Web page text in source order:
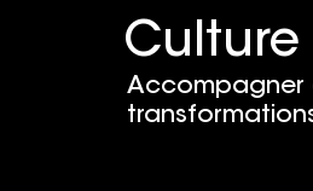
Culture
Accompagner